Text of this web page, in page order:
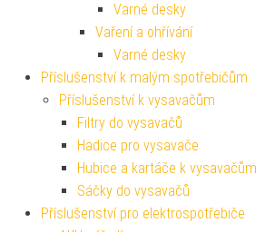
Varné desky
Vaření a ohřívání
Varné desky
Příslušenství k malým spotřebičům
Příslušenství k vysavačům
Filtry do vysavačů
Hadice pro vysavače
Hubice a kartáče k vysavačům
Sáčky do vysavačů
Příslušenství pro elektrospotřebiče